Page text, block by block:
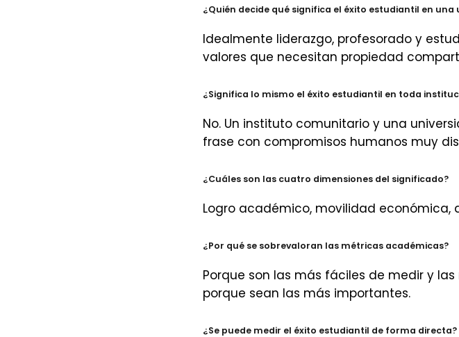
¿Quién decide qué significa el éxito estudiantil en una
Idealmente liderazgo, profesorado y
valores que necesitan propiedad
¿Significa lo mismo el éxito estudiantil en toda
No. Un instituto comunitario y una
frase con compromisos humanos muy
¿Cuáles son las cuatro dimensiones del significado?
Logro académico, movilidad económica,
¿Por qué se sobrevaloran las métricas académicas?
Porque son las más fáciles de medir y
porque sean las más importantes.
¿Se puede medir el éxito estudiantil de forma directa?